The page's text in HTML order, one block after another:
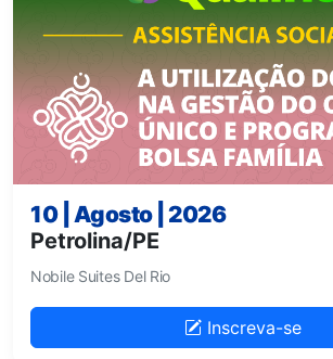
10 | Agosto | 2026
Petrolina/PE
Nobile Suites Del Rio
Inscreva-se